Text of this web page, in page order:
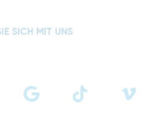
SICH MIT UNS